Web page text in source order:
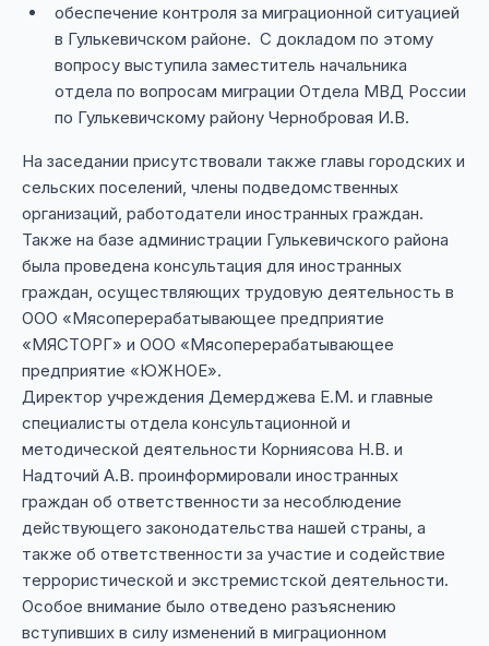
обеспечение контроля за миграционной ситуацией
в Гулькевичском районе. С докладом по этому
вопросу выступила заместитель начальника
отдела по вопросам миграции Отдела МВД России
по Гулькевичскому району Чернобровая И.В.
На заседании присутствовали также главы городских и
сельских поселений, члены подведомственных
организаций, работодатели иностранных граждан.
Также на базе администрации Гулькевичского района
была проведена консультация для иностранных
граждан, осуществляющих трудовую деятельность в
ООО «Мясоперерабатывающее предприятие
«МЯСТОРГ» и ООО «Мясоперерабатывающее
предприятие «ЮЖНОЕ».
Директор учреждения Демерджева Е.М. и главные
специалисты отдела консультационной и
методической деятельности Корниясова Н.В. и
Надточий А.В. проинформировали иностранных
граждан об ответственности за несоблюдение
действующего законодательства нашей страны, а
также об ответственности за участие и содействие
террористической и экстремистской деятельности.
Особое внимание было отведено разъяснению
вступивших в силу изменений в миграционном